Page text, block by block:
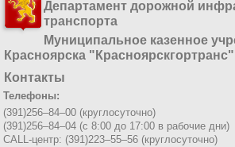
Департамент дорожной
транспорта
Муниципальное казенное
Красноярска "Красноярскгортранс"
Контакты
Телефоны:
(391)256–84–00 (круглосуточно)
(391)256–84–04 (с 8:00 до 17:00 в рабочие дни)
CALL-центр: (391)223–55–56 (круглосуточно)